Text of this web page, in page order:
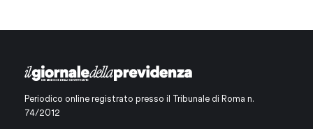
Periodico online registrato presso il Tribunale di Roma n.
74/2012